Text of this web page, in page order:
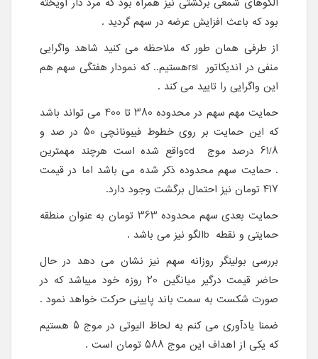
بود که باعث افزایش عرضه در سهم گردید .
از طرفی همان طور که ملاحظه می کنید شاهد واگرایی
منفی در اندیکاتور rsiهستیم.. که نمودار هفتگی سهم هم
این واگرایی را تایید می کند .
حمایت مهم سهم در محدوده 380 تا 400 می تواند باشد
که این حمایت بر روی خطوط فیبونانچی 50 در صد و
61/8 درصد موج
cdواقع شده است هرچند مهمترین
حمایت سهم محدوده ذکر شده می باشد اما .
در قیمت
417 تومان نیز احتمال برگشت وجود دارد.
حمایت بعدی سهم محدوده 363 تومان به عنوان منطقه
حمایتی و نقطه bالگو نیز می باشد .
بررسی بولینگر روزانه سهم نیز نشان می دهد در حال
حاضر قیمت درگیر میانگین 20 روزه خود میباشد که در
صورت شکست به سمت باند پایینی حرکت خواهد نمود .
ضمنا یادآوری می کنم به لحاظ الیوتی در موج 5 هستیم
که یکی از اهداف این موج 588 تومان است .